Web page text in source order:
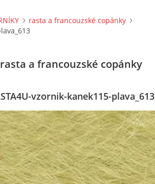
rasta a francouzské copánky
rasta a francouzské copánky
vzornik-kanek115-plava_613